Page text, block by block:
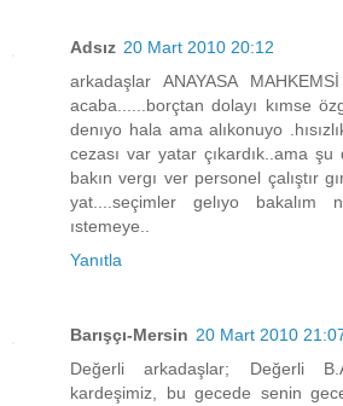
Adsız 20 Mart 2010 20:12
arkadaşlar ANAYASA
acaba......borçtan dolayı kımse
denıyo hala ama alıkonuyo
cezası var yatar çıkardık..ama
bakın vergı ver personel çalıştır
yat....seçimler gelıyo
ıstemeye..
Yanıtla
Barışçı-Mersin 20 Mart 2010
Değerli arkadaşlar; Değerli
kardeşimiz, bu gecede senin